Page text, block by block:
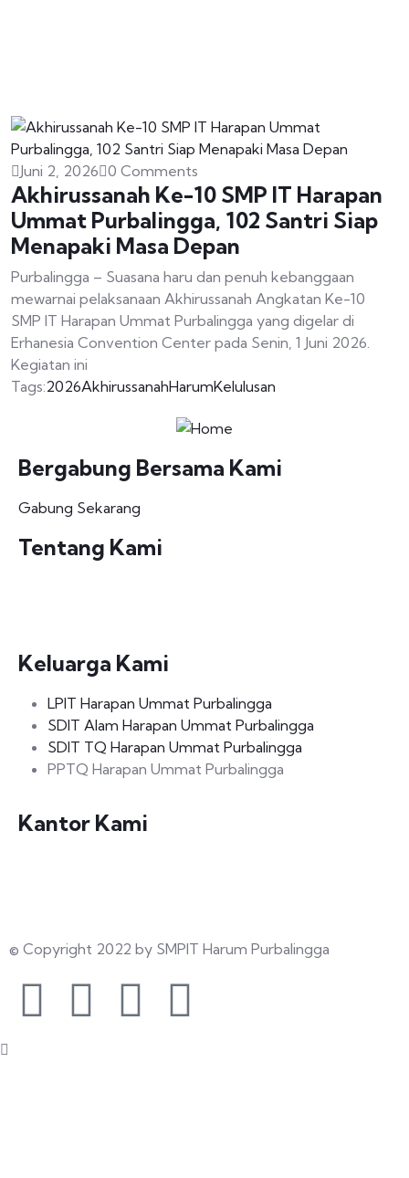
Juni 2, 2026 0 Comments
Akhirussanah Ke-10 SMP IT Harapan
Ummat Purbalingga, 102 Santri Siap
Menapaki Masa Depan
Purbalingga – Suasana haru dan penuh kebanggaan
mewarnai pelaksanaan Akhirussanah Angkatan Ke-10
SMP IT Harapan Ummat Purbalingga yang digelar di
Erhanesia Convention Center pada Senin, 1 Juni 2026.
Kegiatan ini
Tags:2026AkhirussanahHarumKelulusan
Bergabung Bersama Kami
Gabung Sekarang
Tentang Kami
Keluarga Kami
LPIT Harapan Ummat Purbalingga
SDIT Alam Harapan Ummat Purbalingga
SDIT TQ Harapan Ummat Purbalingga
PPTQ Harapan Ummat Purbalingga
Kantor Kami
© Copyright 2022 by SMPIT Harum Purbalingga